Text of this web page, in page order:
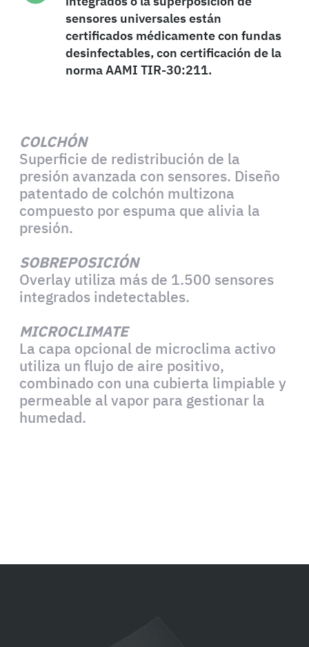
COLCHÓN
Superficie de redistribución de la
presión avanzada con sensores. Diseño
patentado de colchón multizona
compuesto por espuma que alivia la
presión.
SOBREPOSICIÓN
Overlay utiliza más de 1.500 sensores
integrados indetectables.
MICROCLIMATE
La capa opcional de microclima activo
utiliza un flujo de aire positivo,
combinado con una cubierta limpiable y
permeable al vapor para gestionar la
humedad.
sensores universales están
certificados médicamente con fundas
desinfectables, con certificación de la
norma AAMI TIR-30:211.